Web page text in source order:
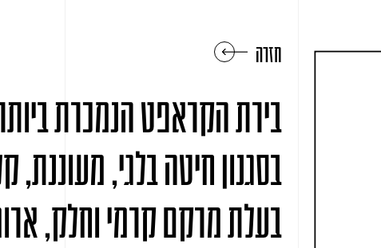
בירת הקראפט הנמכרת
בסגנון חיטה בלגי, מעוננת,
בעלת מרקם קרמי וחלק,
חזרה